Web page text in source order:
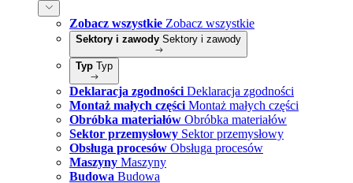
Zobacz wszystkie Zobacz wszystkie
Sektory i zawody Sektory i zawody
Typ Typ
Deklaracja zgodności Deklaracja zgodności
Montaż małych części Montaż małych części
Obróbka materiałów Obróbka materiałów
Sektor przemysłowy Sektor przemysłowy
Obsługa procesów Obsługa procesów
Maszyny Maszyny
Budowa Budowa